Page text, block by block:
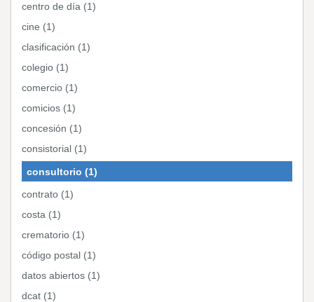
centro de día (1)
cine (1)
clasificación (1)
colegio (1)
comercio (1)
comicios (1)
concesión (1)
consistorial (1)
consultorio (1)
contrato (1)
costa (1)
crematorio (1)
código postal (1)
datos abiertos (1)
dcat (1)